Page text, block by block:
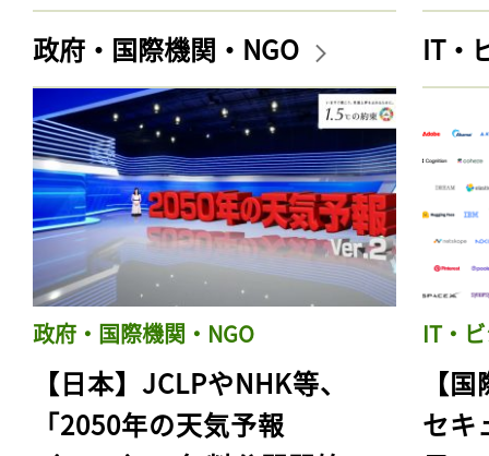
政府・国際機関・NGO
政府・国際機関・NGO
【日本】JCLPやNHK等、
「2050年の天気予報
IT・
IT・
【
セキ